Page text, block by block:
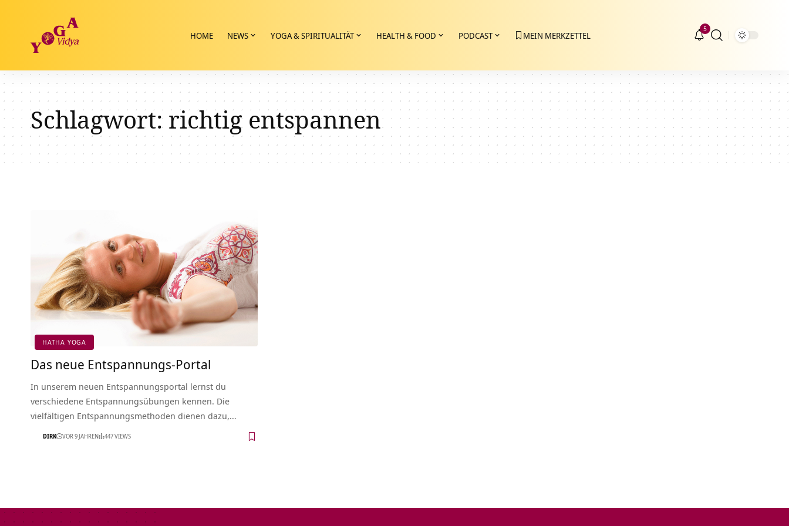
HOME NEWS YOGA & SPIRITUALITÄT HEALTH & FOOD PODCAST MEIN MERKZETTEL
5
Schlagwort:richtig entspannen
HATHA YOGA
Das neue Entspannungs-Portal
In unserem neuen Entspannungsportal lernst du
verschiedene Entspannungsübungen kennen. Die
vielfältigen Entspannungsmethoden dienen dazu,…
DIRK VOR 9 JAHREN 447 VIEWS